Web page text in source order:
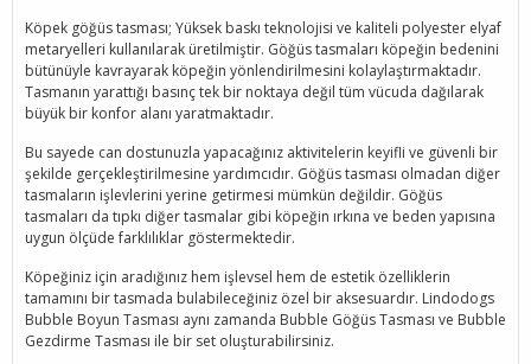
Köpek göğüs tasması; Yüksek baskı teknolojisi ve kaliteli polyester elyaf
metaryelleri kullanılarak üretilmiştir. Göğüs tasmaları köpeğin bedenini
bütünüyle kavrayarak köpeğin yönlendirilmesini kolaylaştırmaktadır.
Tasmanın yarattığı basınç tek bir noktaya değil tüm vücuda dağılarak
büyük bir konfor alanı yaratmaktadır.
Bu sayede can dostunuzla yapacağınız aktivitelerin keyifli ve güvenli bir
şekilde gerçekleştirilmesine yardımcıdır. Göğüs tasması olmadan diğer
tasmaların işlevlerini yerine getirmesi mümkün değildir. Göğüs
tasmaları da tıpkı diğer tasmalar gibi köpeğin ırkına ve beden yapısına
uygun ölçüde farklılıklar göstermektedir.
Köpeğiniz için aradığınız hem işlevsel hem de estetik özelliklerin
tamamını bir tasmada bulabileceğiniz özel bir aksesuardır. Lindodogs
Bubble Boyun Tasması aynı zamanda Bubble Göğüs Tasması ve Bubble
Gezdirme Tasması ile bir set oluşturabilirsiniz.